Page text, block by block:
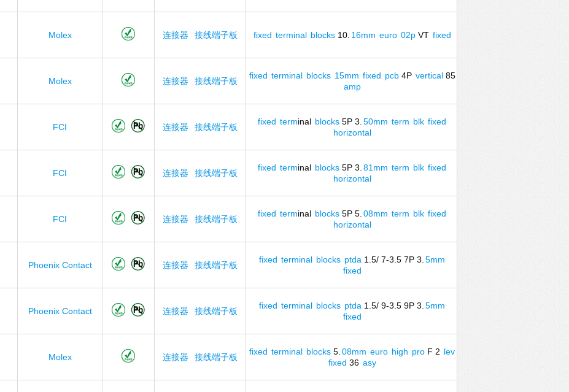
Molex 连接器 接线端子板 fixed terminal blocks10. 16mm euro 02pVT fixed
Molex 连接器 接线端子板
fixed terminal blocks 15mm fixed pcb4P vertical85
amp
FCI 连接器 接线端子板
fixed terminal blocks 5P 3. 50mm term blk fixed
horizontal
FCI 连接器 接线端子板
fixed terminal blocks 5P 3. 81mm term blk fixed
horizontal
FCI 连接器 接线端子板
fixed terminal blocks 5P 5. 08mm term blk fixed
horizontal
Phoenix Contact 连接器 接线端子板
fixed terminal blocks ptda 1.5/ 7-3.5 7P 3. 5mm
fixed
Phoenix Contact 连接器 接线端子板
fixed terminal blocks ptda 1.5/ 9-3.5 9P 3. 5mm
fixed
Molex 连接器 接线端子板
fixed terminal blocks 5. 08mm euro high pro F 2 lev
fixed 36 asy